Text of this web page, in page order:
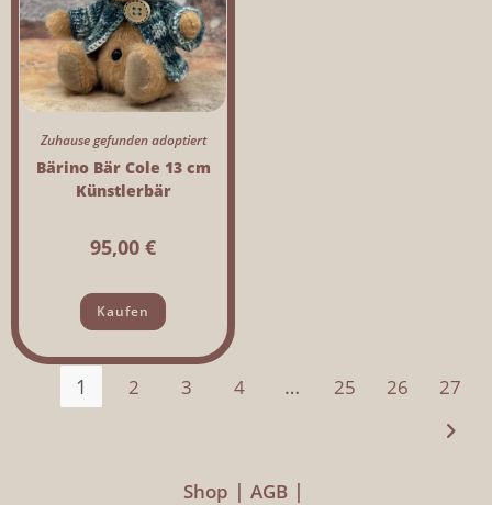
Zuhause gefunden adoptiert
Bärino Bär Cole 13 cm
Künstlerbär
95,00 €
Kaufen
1 2 3 4 … 25 26 27
Shop AGB